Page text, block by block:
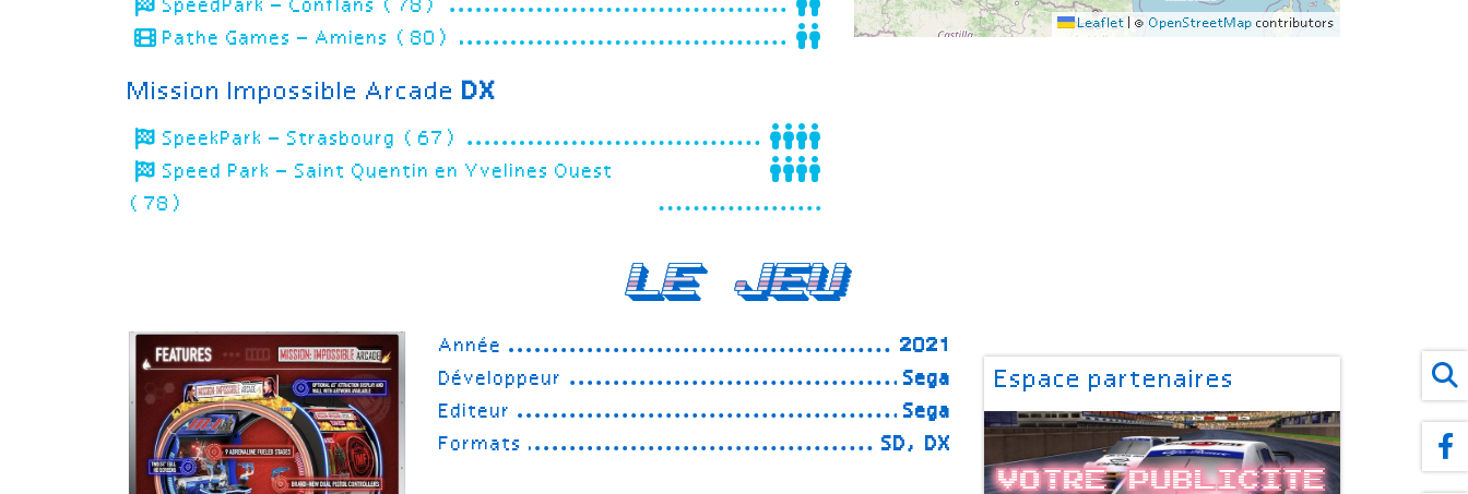
SpeedPark – Conflans (78)
Pathe Games – Amiens (80)
Mission Impossible Arcade DX
SpeekPark – Strasbourg (67)
Speed Park – Saint Quentin en Yvelines Ouest
(78)
Leaflet © OpenStreetMap contributors
Le Jeu
Année
2021
Développeur
Sega
Editeur
Sega
Formats
SD, DX
Espace partenaires
Votre publicite